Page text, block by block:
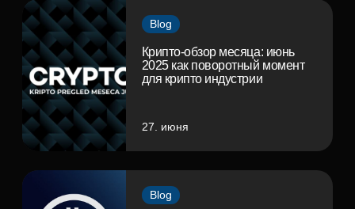
Blog
Крипто-обзор месяца: июнь
2025 как поворотный момент
для крипто индустрии
27. июня
Blog